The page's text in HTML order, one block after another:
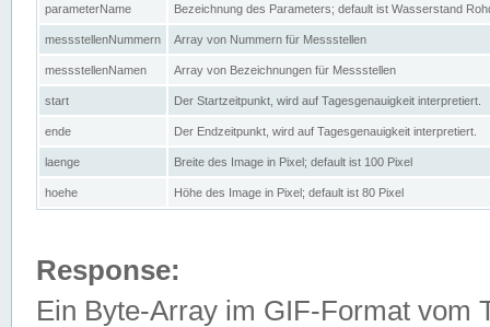
parameterName Bezeichnung des Parameters; default ist Wasserstand
messstellenNummern Array von Nummern für Messstellen
messstellenNamen Array von Bezeichnungen für Messstellen
start Der Startzeitpunkt, wird auf Tagesgenauigkeit interpretiert.
ende Der Endzeitpunkt, wird auf Tagesgenauigkeit interpretiert.
laenge Breite des Image in Pixel; default ist 100 Pixel
hoehe Höhe des Image in Pixel; default ist 80 Pixel
Response:
Ein Byte-Array im GIF-Format vom